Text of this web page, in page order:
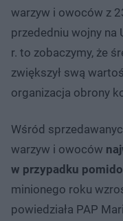
warzyw i owoców z
przededniu wojny na
r. to zobaczymy, że
zwiększył swą
organizacja obrony
Wśród
warzyw i owoców
w przypadku
minionego roku
powiedziała PAP